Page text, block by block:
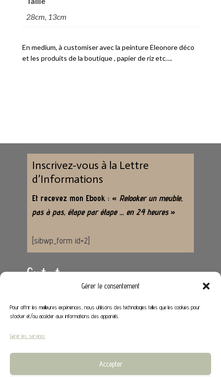
Gérer le consentement
Pour offrir les meilleures expériences, nous utilisons des technologies telles que les cookies pour
stocker et/ou accéder aux informations des appareils.
Gérer les services
Accepter
28cm, 13cm
En medium, à customiser avec la peinture Eleonore déco
et les produits de la boutique , papier de riz etc….
Inscrivez-vous à la Lettre
d’Informations
Et recevez mon Ebook : « Relooker un meuble,
pas à pas, étape par étape … en 24 heures »
[sibwp_form id=2]
Contact
contact@stephaniedeco.fr
Liens utiles